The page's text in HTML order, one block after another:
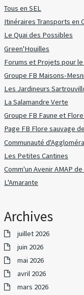
Tous en SEL
Itinéraires Transports en
Le Quai des Possibles
Green'Houilles
Forums et Projets pour
Groupe FB Maisons-
Les Jardineurs
La Salamandre Verte
Groupe FB Faune et
Page FB Flore sauvage
Communauté
Les Petites Cantines
Comm'un Avenir AMAP
L'Amarante
Archives
juillet 2026
juin 2026
mai 2026
avril 2026
mars 2026